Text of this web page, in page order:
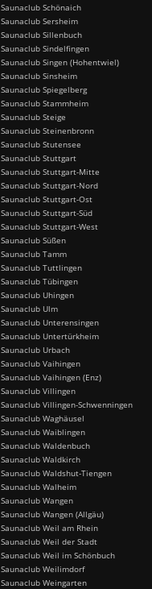
Saunaclub Schönaich
Saunaclub Sersheim
Saunaclub Sillenbuch
Saunaclub Sindelfingen
Saunaclub Singen (Hohentwiel)
Saunaclub Sinsheim
Saunaclub Spiegelberg
Saunaclub Stammheim
Saunaclub Steige
Saunaclub Steinenbronn
Saunaclub Stutensee
Saunaclub Stuttgart
Saunaclub Stuttgart-Mitte
Saunaclub Stuttgart-Nord
Saunaclub Stuttgart-Ost
Saunaclub Stuttgart-Süd
Saunaclub Stuttgart-West
Saunaclub Süßen
Saunaclub Tamm
Saunaclub Tuttlingen
Saunaclub Tübingen
Saunaclub Uhingen
Saunaclub Ulm
Saunaclub Unterensingen
Saunaclub Untertürkheim
Saunaclub Urbach
Saunaclub Vaihingen
Saunaclub Vaihingen (Enz)
Saunaclub Villingen
Saunaclub Villingen-Schwenningen
Saunaclub Waghäusel
Saunaclub Waiblingen
Saunaclub Waldenbuch
Saunaclub Waldkirch
Saunaclub Waldshut-Tiengen
Saunaclub Walheim
Saunaclub Wangen
Saunaclub Wangen (Allgäu)
Saunaclub Weil am Rhein
Saunaclub Weil der Stadt
Saunaclub Weil im Schönbuch
Saunaclub Weilimdorf
Saunaclub Weingarten